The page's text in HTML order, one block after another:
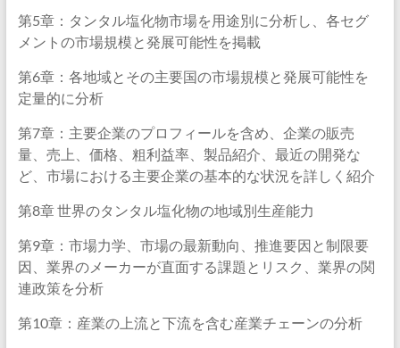
第5章：タンタル塩化物市場を用途別に分析し、各セグ
メントの市場規模と発展可能性を掲載
第6章：各地域とその主要国の市場規模と発展可能性を
定量的に分析
第7章：主要企業のプロフィールを含め、企業の販売
量、売上、価格、粗利益率、製品紹介、最近の開発な
ど、市場における主要企業の基本的な状況を詳しく紹介
第8章 世界のタンタル塩化物の地域別生産能力
第9章：市場力学、市場の最新動向、推進要因と制限要
因、業界のメーカーが直面する課題とリスク、業界の関
連政策を分析
第10章：産業の上流と下流を含む産業チェーンの分析